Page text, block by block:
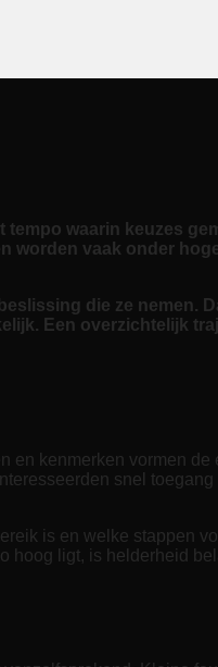
waarin keuzes
vaak onder
die ze nemen.
Een overzichtelijk
kenmerken vormen
snel
is en welke stappen
hoog ligt, is helderheid